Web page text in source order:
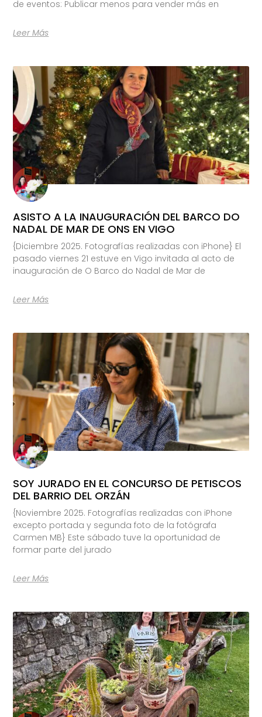
de eventos: Publicar menos para vender más en
Leer Más
ASISTO A LA INAUGURACIÓN DEL BARCO DO
NADAL DE MAR DE ONS EN VIGO
{Diciembre 2025. Fotografías realizadas con iPhone} El
pasado viernes 21 estuve en Vigo invitada al acto de
inauguración de O Barco do Nadal de Mar de
Leer Más
SOY JURADO EN EL CONCURSO DE PETISCOS
DEL BARRIO DEL ORZÁN
{Noviembre 2025. Fotografías realizadas con iPhone
excepto portada y segunda foto de la fotógrafa
Carmen MB} Este sábado tuve la oportunidad de
formar parte del jurado
Leer Más